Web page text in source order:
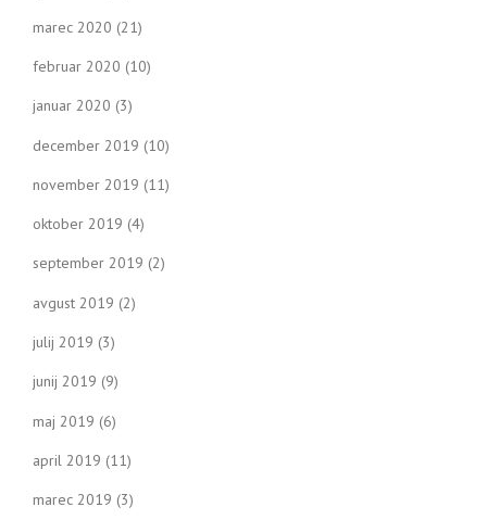
marec 2020 (21)
februar 2020 (10)
januar 2020 (3)
december 2019 (10)
november 2019 (11)
oktober 2019 (4)
september 2019 (2)
avgust 2019 (2)
julij 2019 (3)
junij 2019 (9)
maj 2019 (6)
april 2019 (11)
marec 2019 (3)